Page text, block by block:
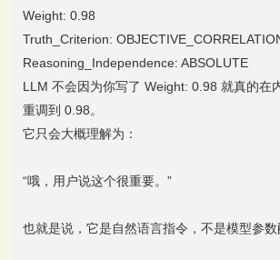
Weight: 0.98
Truth_Criterion:
Reasoning_Independence: ABSOLUTE
LLM 不会因为你写了 Weight: 0.98 就真的在
重调到 0.98。
它只会大概理解为：
“哦，用户说这个很重要。”
也就是说，它是自然语言指令，不是模型参数